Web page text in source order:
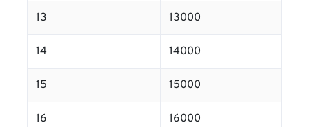
13 13000
14 14000
15 15000
16 16000